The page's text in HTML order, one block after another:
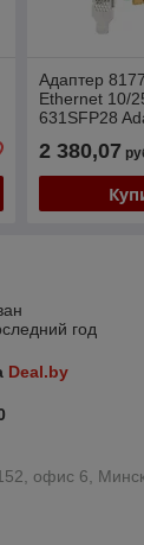
Адаптер
Ethernet 10/
631SFP28
2 380,07
год
Deal.by
офис 6,